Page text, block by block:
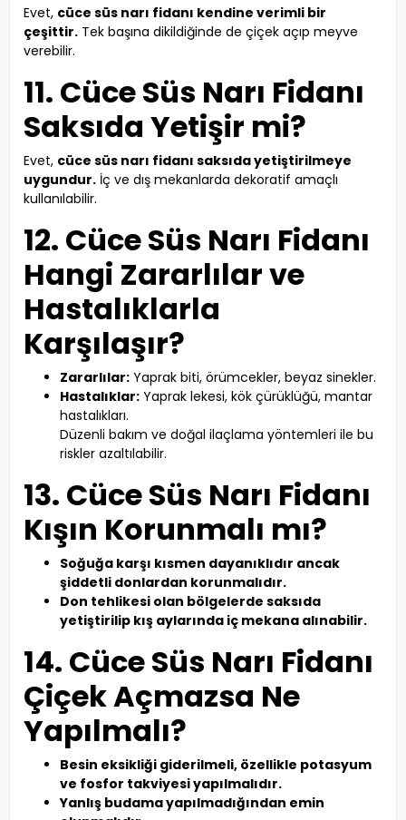
Evet, cüce süs narı fidanı kendine verimli bir
çeşittir. Tek başına dikildiğinde de çiçek açıp meyve
verebilir.
11. Cüce Süs Narı Fidanı
Saksıda Yetişir mi?
Evet, cüce süs narı fidanı saksıda yetiştirilmeye
uygundur. İç ve dış mekanlarda dekoratif amaçlı
kullanılabilir.
12. Cüce Süs Narı Fidanı
Hangi Zararlılar ve
Hastalıklarla
Karşılaşır?
Zararlılar: Yaprak biti, örümcekler, beyaz sinekler.
Hastalıklar: Yaprak lekesi, kök çürüklüğü, mantar
hastalıkları.
Düzenli bakım ve doğal ilaçlama yöntemleri ile bu
riskler azaltılabilir.
13. Cüce Süs Narı Fidanı
Kışın Korunmalı mı?
Soğuğa karşı kısmen dayanıklıdır ancak
şiddetli donlardan korunmalıdır.
Don tehlikesi olan bölgelerde saksıda
yetiştirilip kış aylarında iç mekana alınabilir.
14. Cüce Süs Narı Fidanı
Çiçek Açmazsa Ne
Yapılmalı?
Besin eksikliği giderilmeli, özellikle potasyum
ve fosfor takviyesi yapılmalıdır.
Yanlış budama yapılmadığından emin